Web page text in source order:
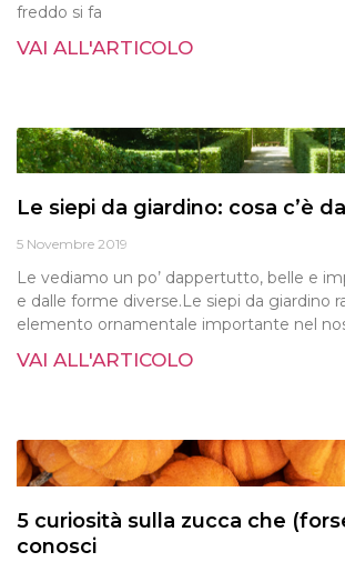
freddo si fa
VAI ALL'ARTICOLO
Le siepi da giardino: cosa c’è
5 Novembre 2019
Le vediamo un po’ dappertutto, belle e
e dalle forme diverse.Le siepi da giardino
elemento ornamentale importante nel
VAI ALL'ARTICOLO
5 curiosità sulla zucca che
conosci